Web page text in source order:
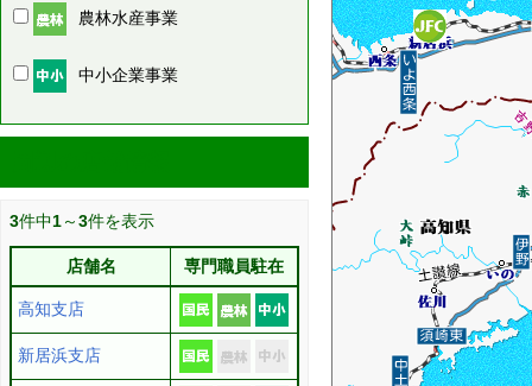
農林水産事業
中小企業事業
3件中1～3件を表示
店舗名 専門職員駐在
高知支店
新居浜支店